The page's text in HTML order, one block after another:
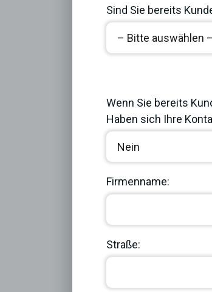
Sind Sie bereits
Wenn Sie bereits
Haben sich Ihre
Firmenname:
Straße: